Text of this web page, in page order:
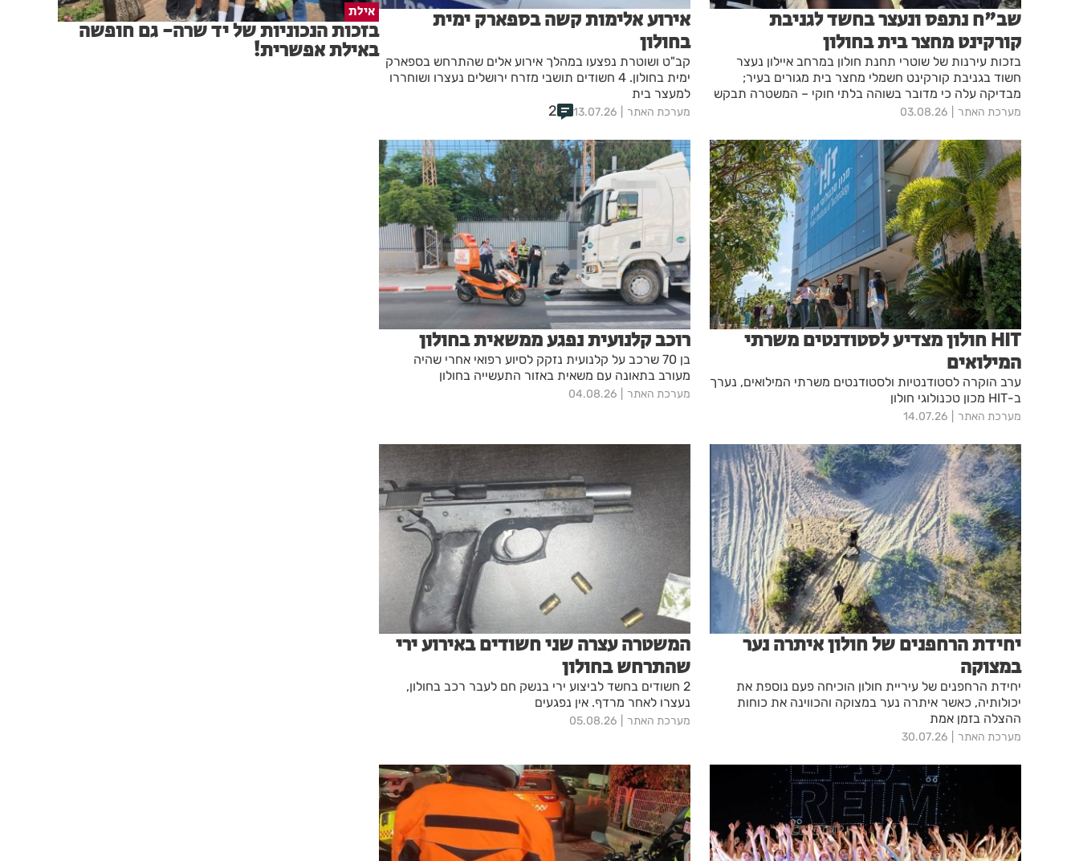
שב"ח נתפס ונעצר בחשד לגניבת
קורקינט מחצר בית בחולון
בזכות עירנות של שוטרי תחנת חולון במרחב איילון נעצר
חשוד בגניבת קורקינט חשמלי מחצר בית מגורים בעיר;
מבדיקה עלה כי מדובר בשוהה בלתי חוקי – המשטרה תבקש
להאריך את מעצרו בבית המשפט
מערכת האתר 03.08.26
אירוע אלימות קשה בספארק ימית
בחולון
קב"ט ושוטרת נפצעו במהלך אירוע אלים שהתרחש בספארק
ימית בחולון. 4 חשודים תושבי מזרח ירושלים נעצרו ושוחררו
למעצר בית
מערכת האתר 13.07.26
2
HIT חולון מצדיע לסטודנטים משרתי
המילואים
ערב הוקרה לסטודנטיות ולסטודנטים משרתי המילואים, נערך
ב-HIT מכון טכנולוגי חולון
מערכת האתר 14.07.26
רוכב קלנועית נפגע ממשאית בחולון
בן 70 שרכב על קלנועית נזקק לסיוע רפואי אחרי שהיה
מעורב בתאונה עם משאית באזור התעשייה בחולון
מערכת האתר 04.08.26
יחידת הרחפנים של חולון איתרה נער
במצוקה
יחידת הרחפנים של עיריית חולון הוכיחה פעם נוספת את
יכולותיה, כאשר איתרה נער במצוקה והכווינה את כוחות
ההצלה בזמן אמת
מערכת האתר 30.07.26
המשטרה עצרה שני חשודים באירוע ירי
שהתרחש בחולון
2 חשודים בחשד לביצוע ירי בנשק חם לעבר רכב בחולון,
נעצרו לאחר מרדף. אין נפגעים
מערכת האתר 05.08.26
אילת
בזכות הנכוניות של יד שרה- גם חופשה
באילת אפשרית!